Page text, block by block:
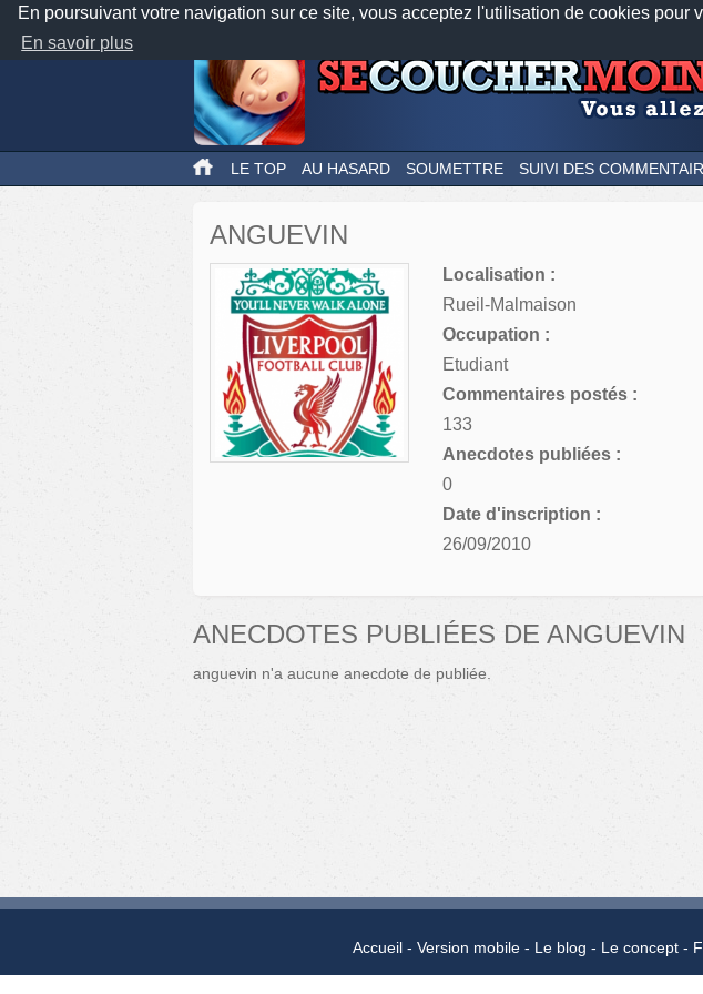
En poursuivant votre navigation sur ce site, vous acceptez l'utilisation de cookies pour
En savoir plus
Nos applications
LE TOP AU HASARD SOUMETTRE SUIVI DES
ANGUEVIN
Localisation :
Rueil-Malmaison
Occupation :
Etudiant
Commentaires postés :
133
Anecdotes publiées :
0
Date d'inscription :
26/09/2010
ANECDOTES PUBLIÉES DE ANGUEVIN
anguevin n'a aucune anecdote de publiée.
Accueil Version mobile Le blog Le concept